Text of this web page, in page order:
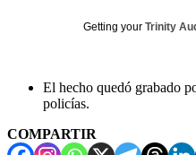
Getting your Trinity
El hecho quedó grabado
policías.
COMPARTIR